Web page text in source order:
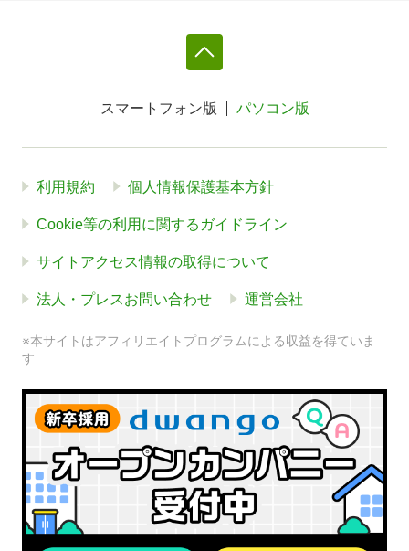
スマートフォン版 パソコン版
利用規約 個人情報保護基本方針
Cookie等の利用に関するガイドライン
サイトアクセス情報の取得について
法人・プレスお問い合わせ 運営会社
※本サイトはアフィリエイトプログラムによる収益を得ていま
す